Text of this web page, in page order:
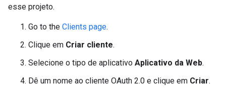
esse projeto.
Go to the Clients page.
Clique em Criar cliente.
Selecione o tipo de aplicativo Aplicativo da Web.
Dê um nome ao cliente OAuth 2.0 e clique em Criar.